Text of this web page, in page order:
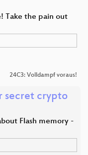
Take the pain out
24C3: Volldampf voraus!
secret crypto
Flash memory -